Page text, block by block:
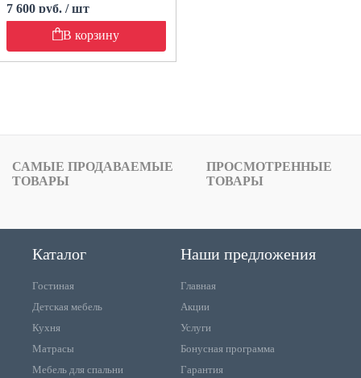
7 600 руб. / шт
В корзину
САМЫЕ ПРОДАВАЕМЫЕ
ТОВАРЫ
ПРОСМОТРЕННЫЕ
ТОВАРЫ
Каталог
Гостиная
Детская мебель
Кухня
Матрасы
Мебель для спальни
Наши предложения
Главная
Акции
Услуги
Бонусная программа
Гарантия